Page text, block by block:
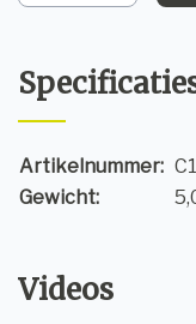
Artikelnummer:
Gewicht:
Videos